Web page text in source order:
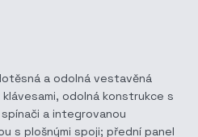
a odolná vestavěná
odolná konstrukce s
a integrovanou
s plošnými spoji; přední panel